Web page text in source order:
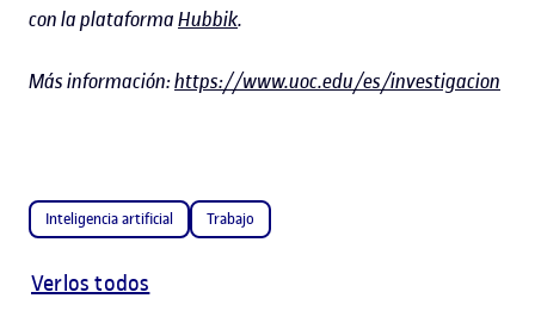
con la plataformaHubbik.
Más información:https://www.uoc.edu/es/investigacion
Inteligencia artificial Trabajo
Verlos todos